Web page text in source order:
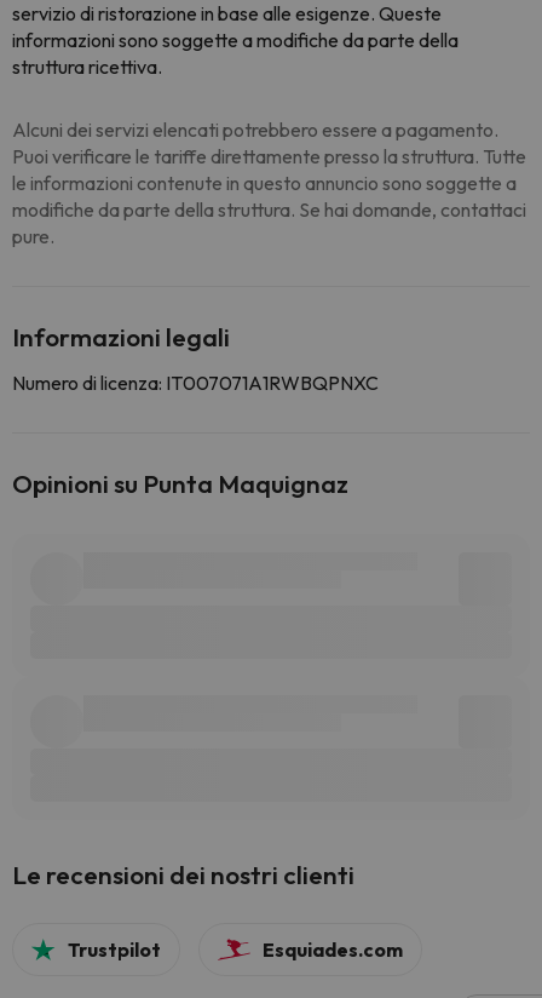
servizio di ristorazione in base alle esigenze. Queste
informazioni sono soggette a modifiche da parte della
struttura ricettiva.
Alcuni dei servizi elencati potrebbero essere a pagamento.
Puoi verificare le tariffe direttamente presso la struttura. Tutte
le informazioni contenute in questo annuncio sono soggette a
modifiche da parte della struttura. Se hai domande, contattaci
pure.
Informazioni legali
Numero di licenza: IT007071A1RWBQPNXC
Opinioni su Punta Maquignaz
Le recensioni dei nostri clienti
Trustpilot Esquiades.com